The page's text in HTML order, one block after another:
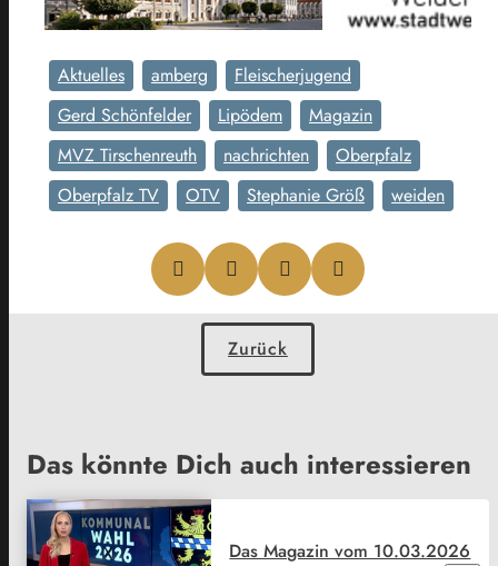
Aktuelles amberg
Fleischerjugend
Gerd Schönfelder
Lipödem
Magazin
MVZ Tirschenreuth
nachrichten
Oberpfalz
Oberpfalz TV
OTV Stephanie Größ weiden
Zurück
Das könnte Dich auch interessieren
Das Magazin vom 10.03.2026